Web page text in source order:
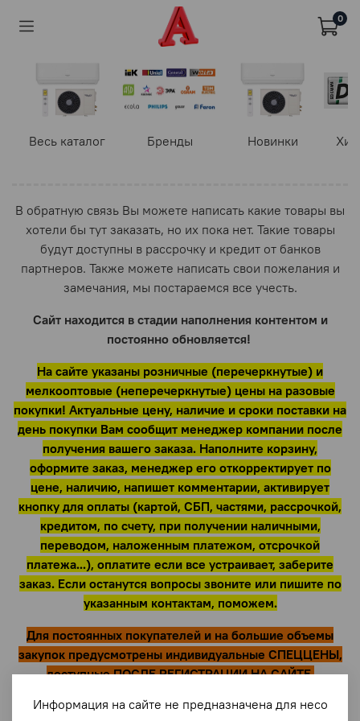
0
Весь каталог Бренды Новинки
В обратную связь Вы можете написать какие товары вы
хотели бы тут заказать, но их пока нет. Такие товары
будут доступны в рассрочку и кредит от банков
партнеров. Также можете написать свои пожелания и
замечания, мы постараемся все учесть.
Сайт находится в стадии наполнения контентом и
постоянно обновляется!
На сайте указаны розничные (перечеркнутые) и
мелкооптовые (неперечеркнутые) цены на разовые
покупки! Актуальные цену, наличие и сроки поставки на
день покупки Вам сообщит менеджер компании после
получения вашего заказа. Наполните корзину,
оформите заказ, менеджер его откорректирует по
цене, наличию, напишет комментарии, активирует
кнопку для оплаты (картой, СБП, частями, рассрочкой,
кредитом, по счету, при получении наличными,
переводом, наложенным платежом, отсрочкой
платежа...), оплатите если все устраивает, заберите
заказ. Если останутся вопросы звоните или пишите по
указанным контактам, поможем.
Для постоянных покупателей и на большие объемы
закупок предусмотрены индивидуальные СПЕЦЦЕНЫ,
доступные ПОСЛЕ РЕГИСТРАЦИИ НА САЙТЕ,
телефона и получите доступ к спецценам!
Информация на сайте не предназначена для несо